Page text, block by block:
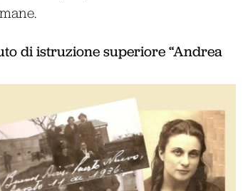
di istruzione superiore “Andrea